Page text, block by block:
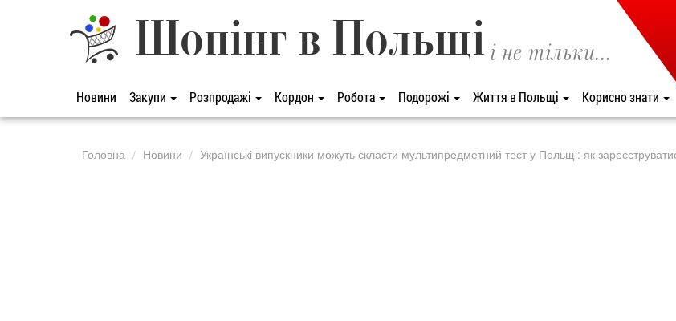
Шопінг в Польщі і не тільки...
Новини Закупи Розпродажі Кордон Робота Подорожі Життя в Польщі Корисно знати
Головна Новини Українські випускники можуть скласти мультипредметний тест у Польщі: як